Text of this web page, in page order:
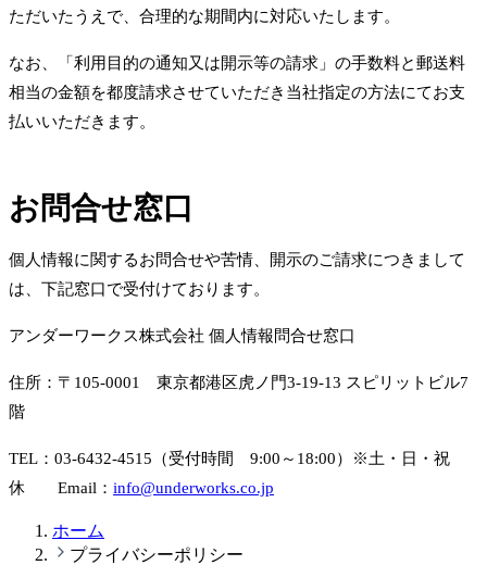
ただいたうえで、合理的な期間内に対応いたします。
なお、「利用目的の通知又は開示等の請求」の手数料と郵送料
相当の金額を都度請求させていただき当社指定の方法にてお支
払いいただきます。
お問合せ窓口
個人情報に関するお問合せや苦情、開示のご請求につきまして
は、下記窓口で受付けております。
アンダーワークス株式会社 個人情報問合せ窓口
住所：〒105-0001 東京都港区虎ノ門3-19-13 スピリットビル7
階
TEL：03-6432-4515（受付時間 9:00～18:00）※土・日・祝
休 Email： info@underworks.co.jp
ホーム
プライバシーポリシー